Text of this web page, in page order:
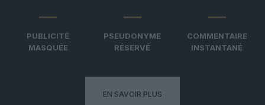
PUBLICITÉ
MASQUÉE
PSEUDONYME
RÉSERVÉ
COMMENTAIRE
INSTANTANÉ
EN SAVOIR PLUS